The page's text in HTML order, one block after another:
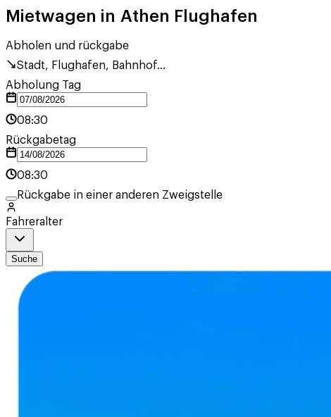
Mietwagen in Athen Flughafen
Abholen und rückgabe
Stadt, Flughafen, Bahnhof...
Abholung Tag
08:30
Rückgabetag
08:30
Rückgabe in einer anderen Zweigstelle
Fahreralter
Suche